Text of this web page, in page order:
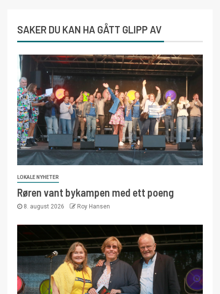
SAKER DU KAN HA GÅTT GLIPP AV
LOKALE NYHETER
Røren vant bykampen med ett poeng
8. august 2026 Roy Hansen